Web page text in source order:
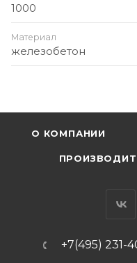
1000
Материал
железобетон
О КОМПАНИИ
+7(495) 231-